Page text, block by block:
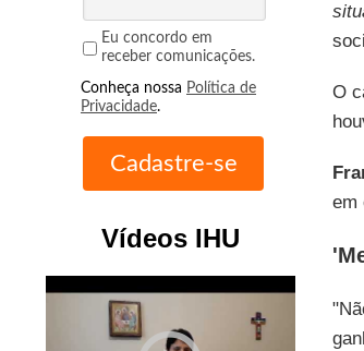
Eu concordo em
receber comunicações.
Conheça nossa Política de
Privacidade.
Vídeos IHU
O
em